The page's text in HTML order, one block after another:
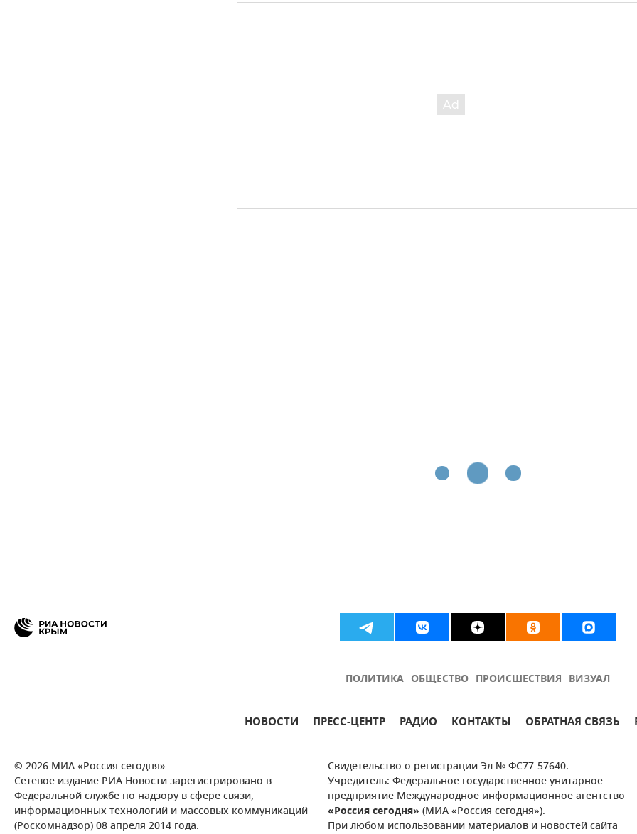
ПОЛИТИКА ОБЩЕСТВО ПРОИСШЕСТВИЯ ВИЗУАЛ
НОВОСТИ ПРЕСС-ЦЕНТР РАДИО КОНТАКТЫ ОБРАТНАЯ СВЯЗЬ
© 2026 МИА «Россия сегодня»
Сетевое издание РИА Новости зарегистрировано в
Федеральной службе по надзору в сфере связи,
информационных технологий и массовых коммуникаций
(Роскомнадзор) 08 апреля 2014 года.
Свидетельство о регистрации Эл № ФС77-57640.
Учредитель: Федеральное государственное унитарное
предприятие Международное информационное агентство
«Россия сегодня» (МИА «Россия сегодня»).
При любом использовании материалов и новостей сайта